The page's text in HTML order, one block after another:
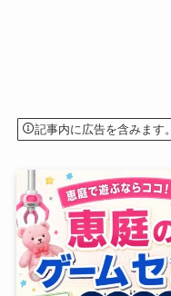
記事内に広告を含みます。